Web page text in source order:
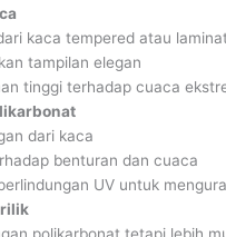
kaca tempered atau
tampilan elegan
tinggi terhadap cuaca
dari kaca
benturan dan cuaca
UV untuk